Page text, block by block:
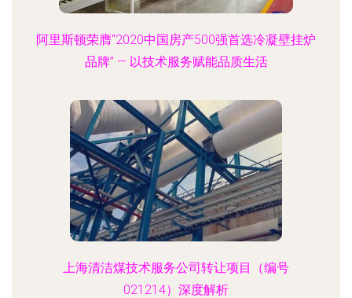
阿里斯顿荣膺“2020中国房产500强首选冷凝壁挂炉
品牌” — 以技术服务赋能品质生活
上海清洁煤技术服务公司转让项目（编号
021214）深度解析